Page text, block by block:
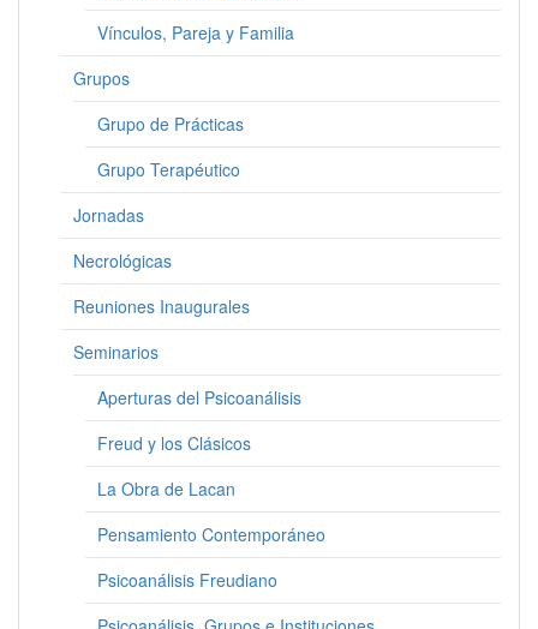
Vínculos, Pareja y Familia
Grupos
Grupo de Prácticas
Grupo Terapéutico
Jornadas
Necrológicas
Reuniones Inaugurales
Seminarios
Aperturas del Psicoanálisis
Freud y los Clásicos
La Obra de Lacan
Pensamiento Contemporáneo
Psicoanálisis Freudiano